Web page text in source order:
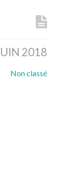
2018
Non classé